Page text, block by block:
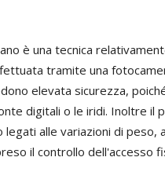
è una tecnica
tramite una
elevata sicurezza,
digitali o le iridi. Inoltre il
alle variazioni di peso,
il controllo dell'accesso